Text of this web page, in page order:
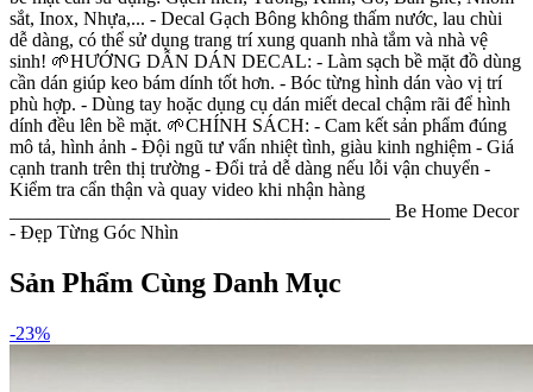
sắt, Inox, Nhựa,... - Decal Gạch Bông không thấm nước, lau chùi
dễ dàng, có thể sử dụng trang trí xung quanh nhà tắm và nhà vệ
sinh! 🌱HƯỚNG DẪN DÁN DECAL: - Làm sạch bề mặt đồ dùng
cần dán giúp keo bám dính tốt hơn. - Bóc từng hình dán vào vị trí
phù hợp. - Dùng tay hoặc dụng cụ dán miết decal chậm rãi để hình
dính đều lên bề mặt. 🌱CHÍNH SÁCH: - Cam kết sản phẩm đúng
mô tả, hình ảnh - Đội ngũ tư vấn nhiệt tình, giàu kinh nghiệm - Giá
cạnh tranh trên thị trường - Đổi trả dễ dàng nếu lỗi vận chuyển -
Kiểm tra cẩn thận và quay video khi nhận hàng
________________________________________ Be Home Decor
- Đẹp Từng Góc Nhìn
Sản Phẩm Cùng Danh Mục
-23%